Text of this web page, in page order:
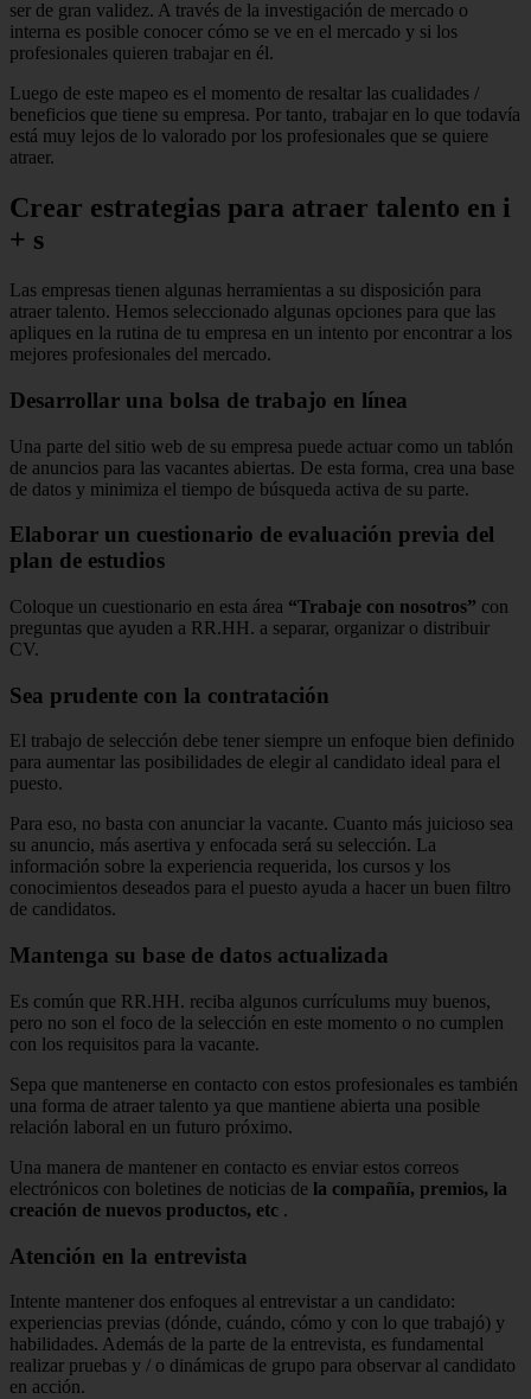
ser de gran validez. A través de la investigación de mercado o
interna es posible conocer cómo se ve en el mercado y si los
profesionales quieren trabajar en él.
Luego de este mapeo es el momento de resaltar las cualidades /
beneficios que tiene su empresa. Por tanto, trabajar en lo que todavía
está muy lejos de lo valorado por los profesionales que se quiere
atraer.
Crear estrategias para atraer talento en i
+ s
Las empresas tienen algunas herramientas a su disposición para
atraer talento. Hemos seleccionado algunas opciones para que las
apliques en la rutina de tu empresa en un intento por encontrar a los
mejores profesionales del mercado.
Desarrollar una bolsa de trabajo en línea
Una parte del sitio web de su empresa puede actuar como un tablón
de anuncios para las vacantes abiertas. De esta forma, crea una base
de datos y minimiza el tiempo de búsqueda activa de su parte.
Elaborar un cuestionario de evaluación previa del
plan de estudios
Coloque un cuestionario en esta área “Trabaje con nosotros” con
preguntas que ayuden a RR.HH. a separar, organizar o distribuir
CV.
Sea prudente con la contratación
El trabajo de selección debe tener siempre un enfoque bien definido
para aumentar las posibilidades de elegir al candidato ideal para el
puesto.
Para eso, no basta con anunciar la vacante. Cuanto más juicioso sea
su anuncio, más asertiva y enfocada será su selección. La
información sobre la experiencia requerida, los cursos y los
conocimientos deseados para el puesto ayuda a hacer un buen filtro
de candidatos.
Mantenga su base de datos actualizada
Es común que RR.HH. reciba algunos currículums muy buenos,
pero no son el foco de la selección en este momento o no cumplen
con los requisitos para la vacante.
Sepa que mantenerse en contacto con estos profesionales es también
una forma de atraer talento ya que mantiene abierta una posible
relación laboral en un futuro próximo.
Una manera de mantener en contacto es enviar estos correos
electrónicos con boletines de noticias de la compañía, premios, la
creación de nuevos productos, etc .
Atención en la entrevista
Intente mantener dos enfoques al entrevistar a un candidato:
experiencias previas (dónde, cuándo, cómo y con lo que trabajó) y
habilidades. Además de la parte de la entrevista, es fundamental
realizar pruebas y / o dinámicas de grupo para observar al candidato
en acción.